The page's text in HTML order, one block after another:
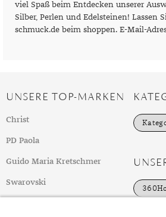
viel Spaß beim Entdecken unserer
Silber, Perlen und Edelsteinen! Lassen
schmuck.de beim shoppen. E-Mail-
UNSERE TOP-MARKEN
Christ
PD Paola
Guido Maria Kretschmer
Swarovski
K
a
o
i
e